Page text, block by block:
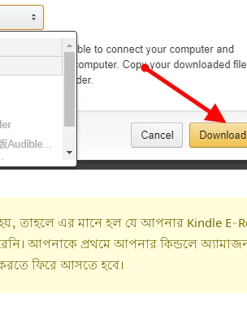
হয়, তাহলে এর মানে হল যে আপনার Kindle
আপনাকে প্রথমে আপনার কিন্ডলে
ফিরে আসতে হবে।